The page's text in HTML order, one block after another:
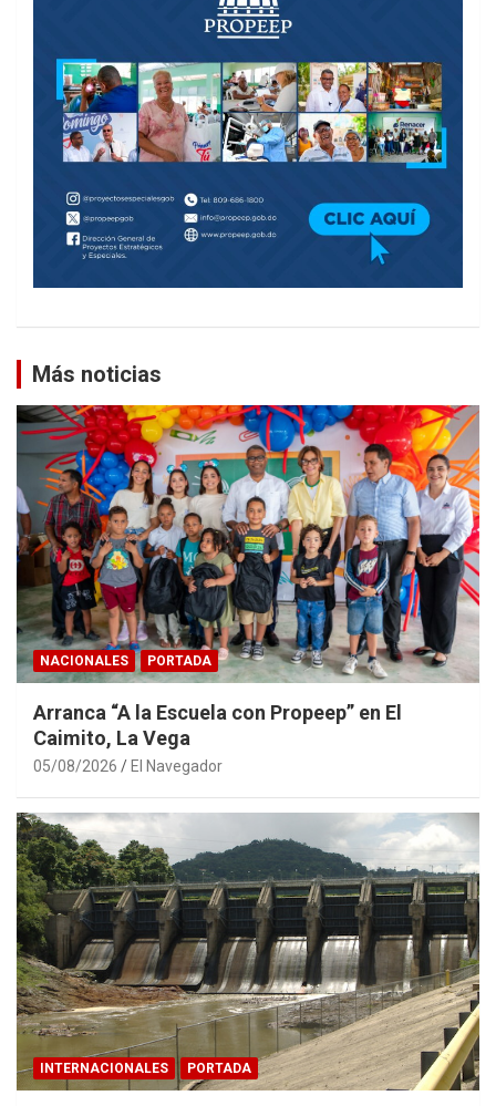
Más noticias
NACIONALES PORTADA
Arranca “A la Escuela con Propeep” en El
Caimito, La Vega
05/08/2026 El Navegador
INTERNACIONALES PORTADA